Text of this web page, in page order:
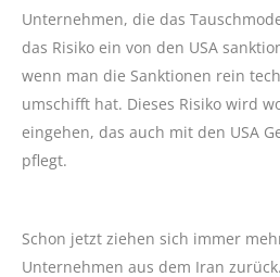
Unternehmen, die das
das Risiko ein von den USA
wenn man die Sanktionen rein
umschifft hat. Dieses Risiko wird
eingehen, das auch mit den USA
pflegt.
Schon jetzt ziehen sich immer
Unternehmen aus dem Iran